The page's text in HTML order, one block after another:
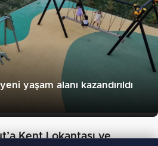
yaşam alanı kazandırıldı
Kent Lokantası ve